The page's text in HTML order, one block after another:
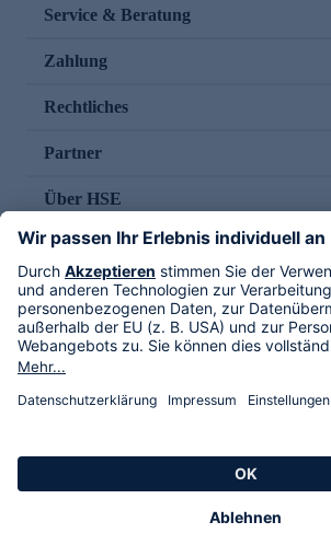
Service & Beratung
Zahlung
Rechtliches
Partner
Über HSE
Im TV
HSE International